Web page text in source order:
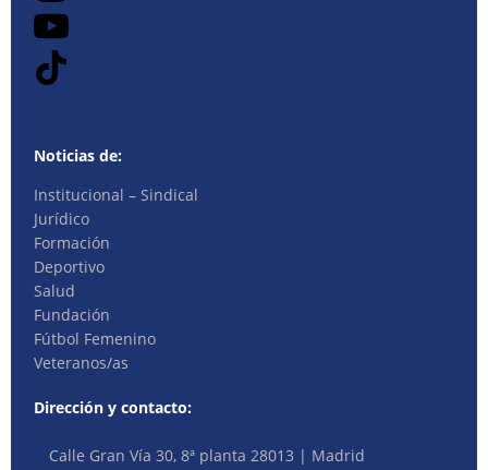
Noticias de:
Institucional – Sindical
Jurídico
Formación
Deportivo
Salud
Fundación
Fútbol Femenino
Veteranos/as
Dirección y contacto:
Calle Gran Vía 30, 8ª planta 28013 | Madrid